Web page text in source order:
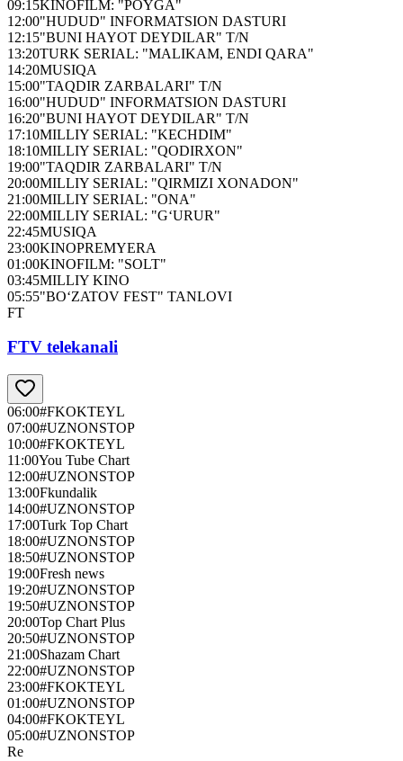
09:15KINOFILM: "POYGA"
12:00"HUDUD" INFORMATSION DASTURI
12:15"BUNI HAYOT DEYDILAR" T/N
13:20TURK SERIAL: "MALIKAM, ENDI QARA"
14:20MUSIQA
15:00"TAQDIR ZARBALARI" T/N
16:00"HUDUD" INFORMATSION DASTURI
16:20"BUNI HAYOT DEYDILAR" T/N
17:10MILLIY SERIAL: "KECHDIM"
18:10MILLIY SERIAL: "QODIRXON"
19:00"TAQDIR ZARBALARI" T/N
20:00MILLIY SERIAL: "QIRMIZI XONADON"
21:00MILLIY SERIAL: "ONA"
22:00MILLIY SERIAL: "G‘URUR"
22:45MUSIQA
23:00KINOPREMYERA
01:00KINOFILM: "SOLT"
03:45MILLIY KINO
05:55"BO‘ZATOV FEST" TANLOVI
FT
FTV telekanali
06:00#FKOKTEYL
07:00#UZNONSTOP
10:00#FKOKTEYL
11:00You Tube Chart
12:00#UZNONSTOP
13:00Fkundalik
14:00#UZNONSTOP
17:00Turk Top Chart
18:00#UZNONSTOP
18:50#UZNONSTOP
19:00Fresh news
19:20#UZNONSTOP
19:50#UZNONSTOP
20:00Top Chart Plus
20:50#UZNONSTOP
21:00Shazam Chart
22:00#UZNONSTOP
23:00#FKOKTEYL
01:00#UZNONSTOP
04:00#FKOKTEYL
05:00#UZNONSTOP
Re